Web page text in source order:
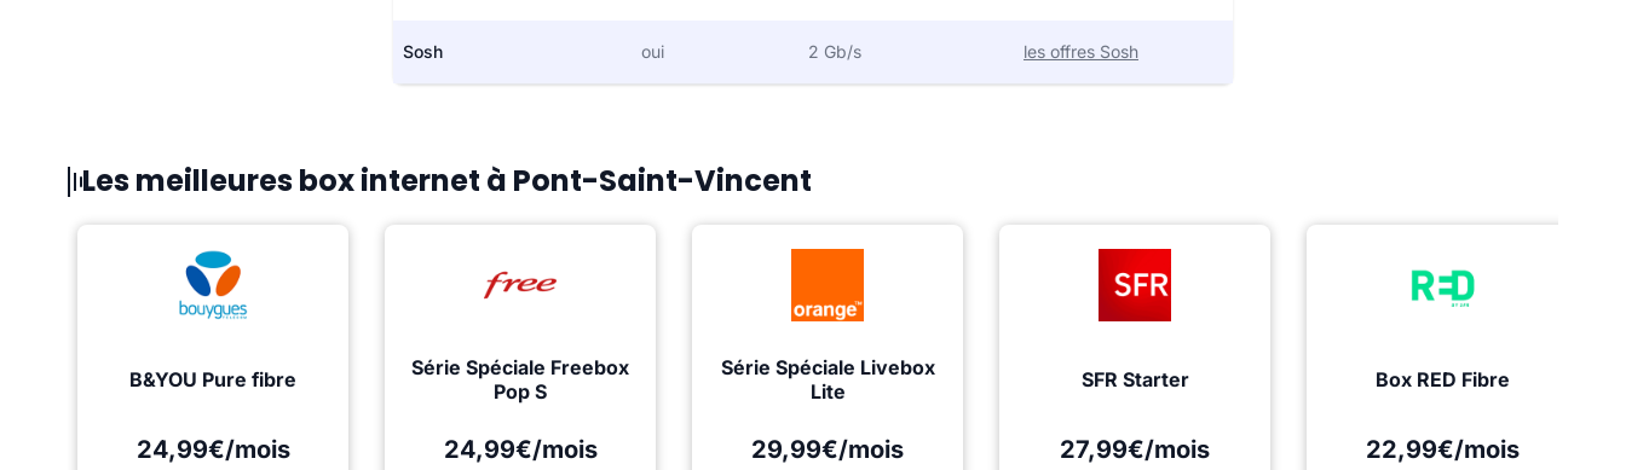
Sosh oui 2 Gb/s les offres Sosh
Les meilleures box internet à Pont-Saint-Vincent
B&YOU Pure fibre
24,99€/mois
Série Spéciale Freebox
Pop S
24,99€/mois
Série Spéciale Livebox
Lite
29,99€/mois
SFR Starter
27,99€/mois
Box RED Fibre
22,99€/mois